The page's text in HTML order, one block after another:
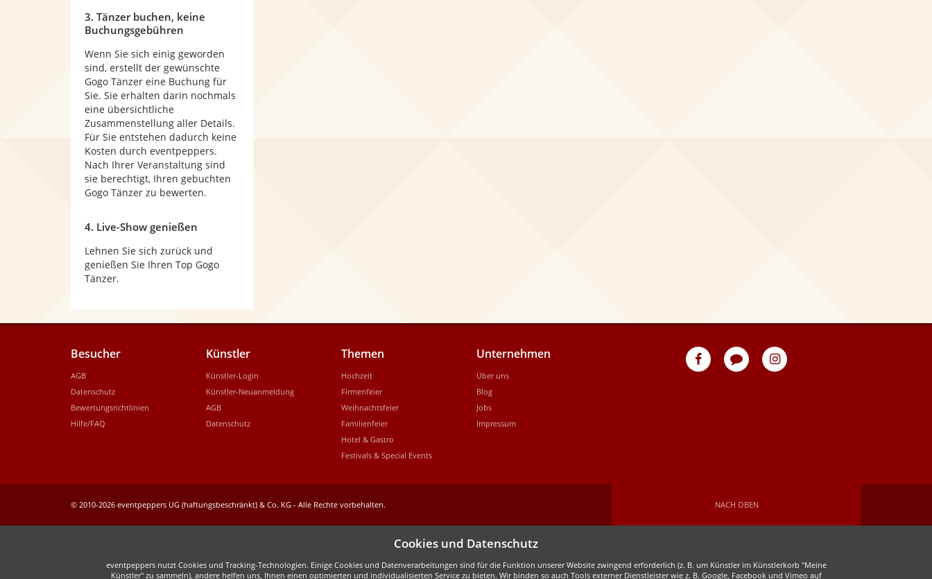
3. Tänzer buchen, keine
Buchungsgebühren
Wenn Sie sich einig geworden
sind, erstellt der gewünschte
Gogo Tänzer eine Buchung für
Sie. Sie erhalten darin nochmals
eine übersichtliche
Zusammenstellung aller Details.
Für Sie entstehen dadurch keine
Kosten durch eventpeppers.
Nach Ihrer Veranstaltung sind
sie berechtigt, Ihren gebuchten
Gogo Tänzer zu bewerten.
4. Live-Show genießen
Lehnen Sie sich zurück und
genießen Sie Ihren Top Gogo
Tänzer.
eventpeppersBlog
eventpeppers
Besucher
AGB
Datenschutz
Bewertungsrichtlinien
Hilfe/FAQ
Künstler
Künstler-Login
Künstler-Neuanmeldung
AGB
Datenschutz
Themen
Hochzeit
Firmenfeier
Weihnachtsfeier
Familienfeier
Hotel & Gastro
Festivals & Special Events
Unternehmen
Über uns
Blog
Jobs
Impressum
NACH OBEN
© 2010-2026 eventpeppers UG (haftungsbeschränkt) & Co. KG - Alle Rechte vorbehalten.
Cookies und Datenschutz
eventpeppers nutzt Cookies und Tracking-Technologien. Einige Cookies und Datenverarbeitungen sind für die Funktion unserer Website zwingend erforderlich (z. B. um Künstler im Künstlerkorb "Meine
Künstler" zu sammeln), andere helfen uns, Ihnen einen optimierten und individualisierten Service zu bieten. Wir binden so auch Tools externer Dienstleister wie z. B. Google, Facebook und Vimeo auf